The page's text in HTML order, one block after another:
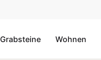
Grabsteine Wohnen